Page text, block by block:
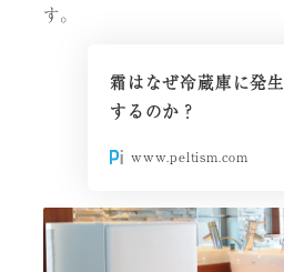
す。
霜はなぜ冷蔵庫に発生
するのか？
www.peltism.com